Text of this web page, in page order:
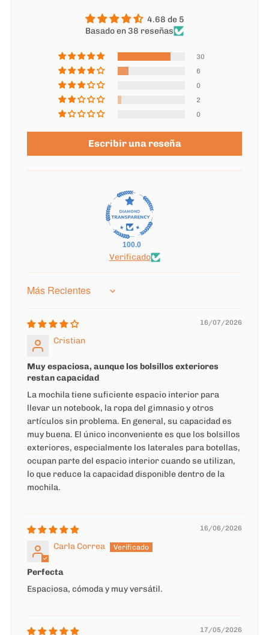
4.68 de 5
Basado en 38 reseñas
30
6
0
2
0
Escribir una reseña
100.0
Verificado
Sort by
16/07/2026
Cristian
Muy espaciosa, aunque los bolsillos exteriores
restan capacidad
La mochila tiene suficiente espacio interior para
llevar un notebook, la ropa del gimnasio y otros
artículos sin problema. En general, su capacidad es
muy buena. El único inconveniente es que los bolsillos
exteriores, especialmente los laterales para botellas,
ocupan parte del espacio interior cuando se utilizan,
lo que reduce la capacidad disponible dentro de la
mochila.
16/06/2026
Carla Correa
Perfecta
Espaciosa, cómoda y muy versátil.
17/05/2026